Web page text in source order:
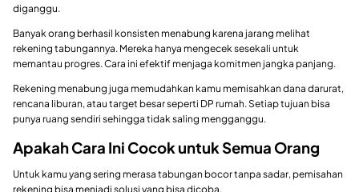
diganggu.
Banyak orang berhasil konsisten menabung karena jarang melihat
rekening tabungannya. Mereka hanya mengecek sesekali untuk
memantau progres. Cara ini efektif menjaga komitmen jangka panjang.
Rekening menabung juga memudahkan kamu memisahkan dana darurat,
rencana liburan, atau target besar seperti DP rumah. Setiap tujuan bisa
punya ruang sendiri sehingga tidak saling mengganggu.
Apakah Cara Ini Cocok untuk Semua Orang
Untuk kamu yang sering merasa tabungan bocor tanpa sadar, pemisahan
rekening bisa menjadi solusi yang bisa dicoba.